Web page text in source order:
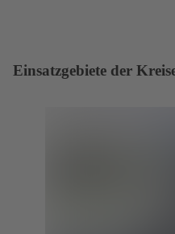
Einsatzgebiete der